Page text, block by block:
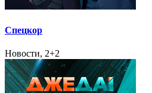
Спецкор
Новости, 2+2